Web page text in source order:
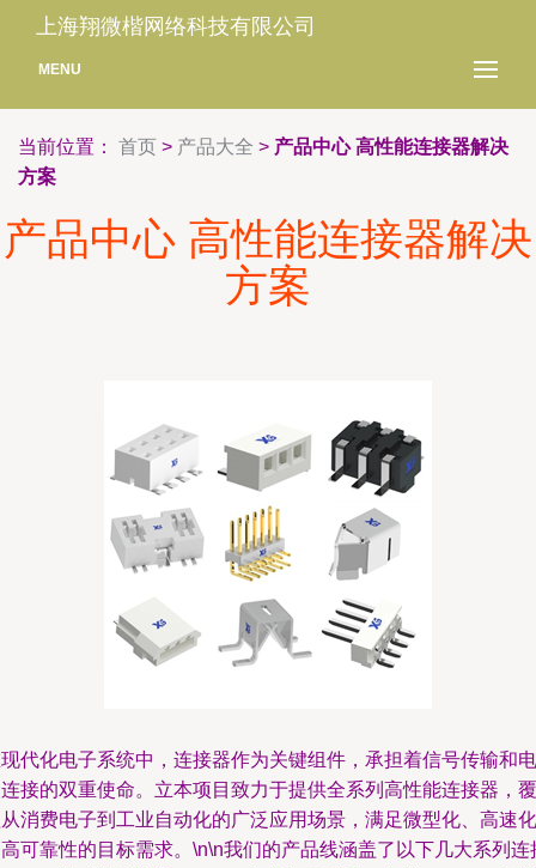
上海翔微楷网络科技有限公司
MENU
当前位置： 首页 > 产品大全 > 产品中心 高性能连接器解决
方案
产品中心 高性能连接器解决
方案
代化电子系统中，连接器作为关键组件，承担着信号传输和电
接的双重使命。立本项目致力于提供全系列高性能连接器，覆
消费电子到工业自动化的广泛应用场景，满足微型化、高速化
可靠性的目标需求。\n\n我们的产品线涵盖了以下几大系列连